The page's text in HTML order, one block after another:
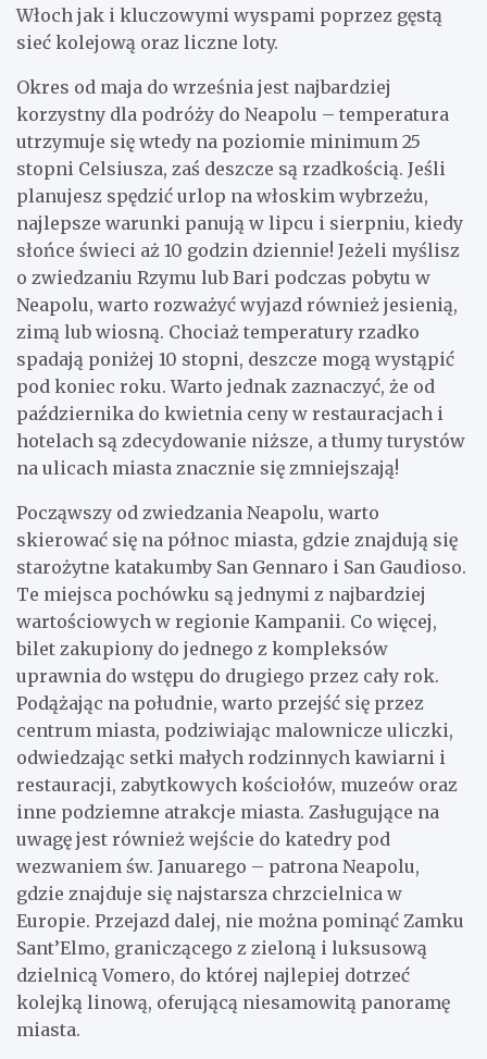
Włoch jak i kluczowymi wyspami poprzez gęstą
sieć kolejową oraz liczne loty.
Okres od maja do września jest najbardziej
korzystny dla podróży do Neapolu – temperatura
utrzymuje się wtedy na poziomie minimum 25
stopni Celsiusza, zaś deszcze są rzadkością. Jeśli
planujesz spędzić urlop na włoskim wybrzeżu,
najlepsze warunki panują w lipcu i sierpniu, kiedy
słońce świeci aż 10 godzin dziennie! Jeżeli myślisz
o zwiedzaniu Rzymu lub Bari podczas pobytu w
Neapolu, warto rozważyć wyjazd również jesienią,
zimą lub wiosną. Chociaż temperatury rzadko
spadają poniżej 10 stopni, deszcze mogą wystąpić
pod koniec roku. Warto jednak zaznaczyć, że od
października do kwietnia ceny w restauracjach i
hotelach są zdecydowanie niższe, a tłumy turystów
na ulicach miasta znacznie się zmniejszają!
Począwszy od zwiedzania Neapolu, warto
skierować się na północ miasta, gdzie znajdują się
starożytne katakumby San Gennaro i San Gaudioso.
Te miejsca pochówku są jednymi z najbardziej
wartościowych w regionie Kampanii. Co więcej,
bilet zakupiony do jednego z kompleksów
uprawnia do wstępu do drugiego przez cały rok.
Podążając na południe, warto przejść się przez
centrum miasta, podziwiając malownicze uliczki,
odwiedzając setki małych rodzinnych kawiarni i
restauracji, zabytkowych kościołów, muzeów oraz
inne podziemne atrakcje miasta. Zasługujące na
uwagę jest również wejście do katedry pod
wezwaniem św. Januarego – patrona Neapolu,
gdzie znajduje się najstarsza chrzcielnica w
Europie. Przejazd dalej, nie można pominąć Zamku
Sant’Elmo, graniczącego z zieloną i luksusową
dzielnicą Vomero, do której najlepiej dotrzeć
kolejką linową, oferującą niesamowitą panoramę
miasta.